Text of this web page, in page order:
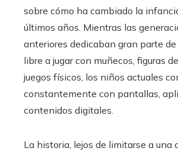
sobre cómo ha cambiado la
últimos años. Mientras las
anteriores dedicaban gran parte
libre a jugar con muñecos, figuras
juegos físicos, los niños actuales
constantemente con pantallas,
contenidos digitales.
La historia, lejos de limitarse a una